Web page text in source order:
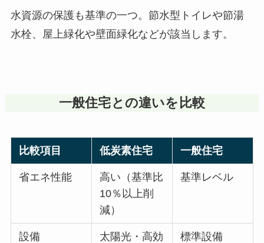
水資源の保護も基準の一つ。節水型トイレや節湯
水栓、屋上緑化や壁面緑化などが該当します。
一般住宅との違いを比較
比較項目 低炭素住宅 一般住宅
省エネ性能
高い（基準比
10％以上削
減）
基準レベル
設備
太陽光・高効
標準設備